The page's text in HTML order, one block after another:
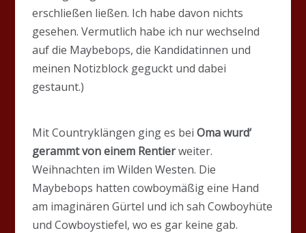
erschließen ließen. Ich habe davon nichts
gesehen. Vermutlich habe ich nur wechselnd
auf die Maybebops, die Kandidatinnen und
meinen Notizblock geguckt und dabei
gestaunt.)
Mit Countryklängen ging es beiOma wurd‘
gerammt von einem Rentierweiter.
Weihnachten im Wilden Westen. Die
Maybebops hatten cowboymäßig eine Hand
am imaginären Gürtel und ich sah Cowboyhüte
und Cowboystiefel, wo es gar keine gab.